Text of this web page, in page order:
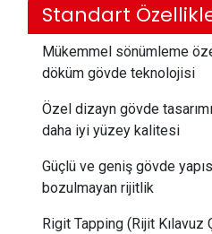
Standart
Mükemmel sönümleme
döküm gövde teknolojisi
Özel dizayn gövde
daha iyi yüzey kalitesi
Güçlü ve geniş gövde
bozulmayan rijitlik
Rigit Tapping (Rijit Kılavuz